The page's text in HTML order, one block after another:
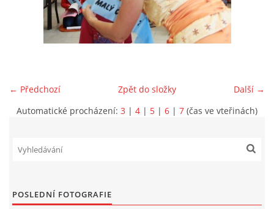
ČASOSBĚRY - CHRÁŠŤANY
E-KNIHY DO KAŽDÉ KNIHOVNY
← Předchozí Další →
Zpět do složky
Automatické procházení: 3 | 4 | 5 | 6 | 7 (čas ve vteřinách)
POSLEDNÍ FOTOGRAFIE